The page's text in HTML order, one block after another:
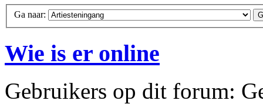
Ga naar:
Wie is er online
Gebruikers op dit forum: